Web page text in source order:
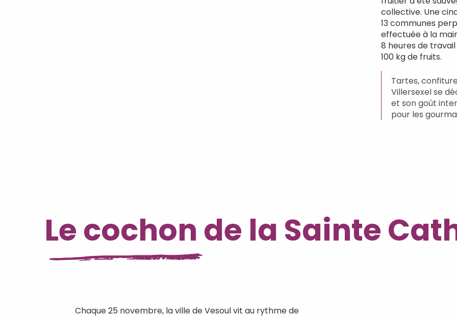
collective. Une
13 communes
effectuée à la
8 heures de
100 kg de fruits.
Tartes,
Villersexel se
et son goût
pour les
Le cochon de la Sainte
Chaque 25 novembre, la ville de Vesoul vit au rythme de